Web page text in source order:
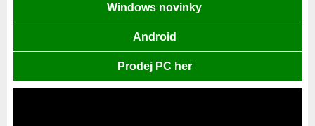
Windows novinky
Android
Prodej PC her